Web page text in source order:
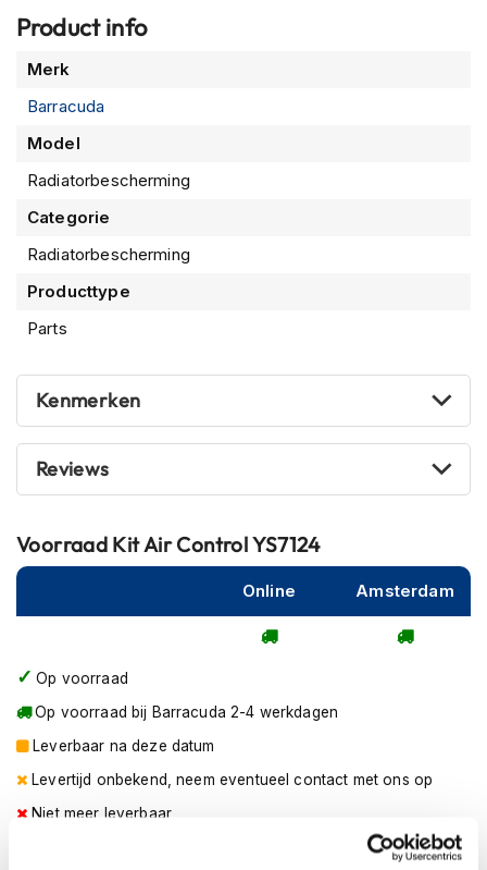
n
e
m
n
P
i
l
c
h
l
m
n
R
a
e
h
n
R
t
r
h
Product info
Meer
Merk
Barracuda
Model
Radiatorbescherming
Categorie
Radiatorbescherming
Producttype
Parts
Kenmerken
Reviews
Voorraad Kit Air Control YS7124
Online Amsterdam
Op voorraad
Op voorraad bij Barracuda 2-4 werkdagen
Leverbaar na deze datum
Levertijd onbekend, neem eventueel contact met ons op
Niet meer leverbaar